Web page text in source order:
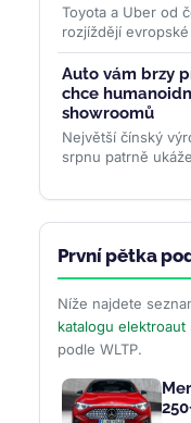
Toyota a Uber od
rozjíždějí
stovky tisíc řidičů.
hybridy,
Auto vám brzy
chce
showroomů
Největší čínský
srpnu patrně
předvádět vozy,
První pětka
Níže najdete
katalogu elektroaut
podle WLTP.